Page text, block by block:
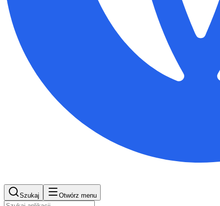
Szukaj Otwórz menu